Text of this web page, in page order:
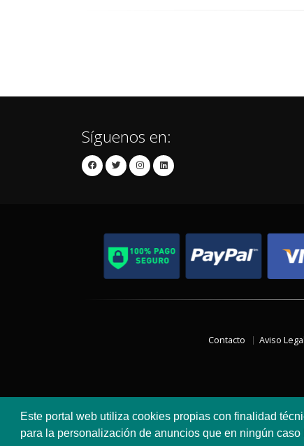
Este portal web utiliza cookies propias con finalidad
para la personalización de anuncios que en ningún
Síguenos en:
Contacto Aviso Legal